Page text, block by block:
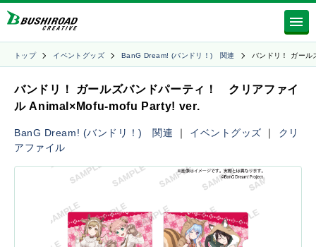
トップ イベントグッズ BanG Dream! (バンドリ！) 関連 バンドリ！ ガー
バンドリ！ ガールズバンドパーティ！ クリアファイ
ル Animal×Mofu-mofu Party! ver.
BanG Dream! (バンドリ！) 関連 ｜ イベントグッズ ｜ クリ
アファイル